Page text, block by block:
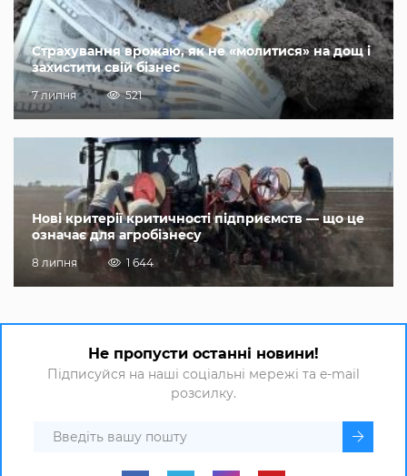
Страхування врожаю, як не «молитися» на дощ і
захистити свій бізнес
7 липня 521
Нові критерії критичності підприємств — що це
означає для агробізнесу
8 липня 1 644
Не пропусти останні новини!
Підписуйся на наші соціальні мережі та e-mail
розсилку.